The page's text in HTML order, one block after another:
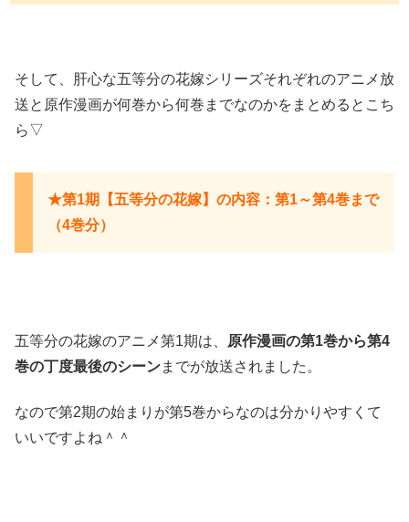
そして、肝心な五等分の花嫁シリーズそれぞれのアニメ放
送と原作漫画が何巻から何巻までなのかをまとめるとこち
ら▽
★第1期【五等分の花嫁】の内容：第1～第4巻まで
（4巻分）
五等分の花嫁のアニメ第1期は、
原作漫画の第1巻から第4
巻の丁度最後のシーンまでが放送されました。
なので第2期の始まりが第5巻からなのは分かりやすくて
いいですよね＾＾